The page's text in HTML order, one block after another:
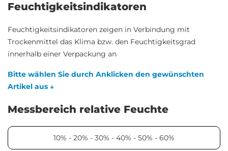
Feuchtigkeitsindikatoren
Feuchtigkeitsindikatoren zeigen in Verbindung mit
Trockenmittel das Klima bzw. den Feuchtigkeitsgrad
innerhalb einer Verpackung an
Bitte wählen Sie durch Anklicken den gewünschten
Artikel aus ↓
Messbereich relative Feuchte
10% - 20% - 30% - 40% - 50% - 60%